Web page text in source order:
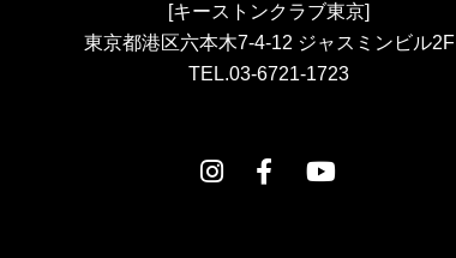
[キーストンクラブ東京]
東京都港区六本木7-4-12 ジャスミンビル2F
TEL.03-6721-1723